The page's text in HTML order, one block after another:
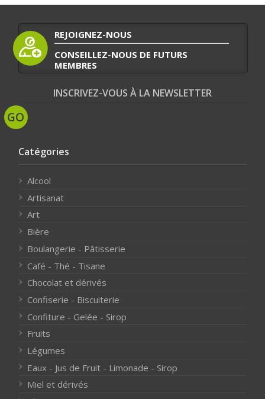
REJOIGNEZ-NOUS
CONSEILLEZ-NOUS DE FUTURS
MEMBRES
INSCRIVEZ-VOUS À LA NEWSLETTER
Catégories
Alcool
Artisanat
Art
Bière
Boulangerie - Pâtisserie
Café - Thé - Tisane
Chocolat et dérivés
Confiserie - Biscuiterie
Confiture - Gelée - Sirop
Fruits
Légumes
Eaux - Jus de Fruit - Limonade - Sirop
Miel et dérivés